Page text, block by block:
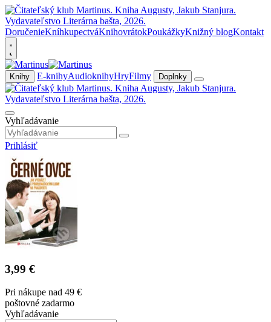
DoručenieKníhkupectváKnihovrátokPoukážkyKnižný blogKontakt
Knihy E-knihyAudioknihyHryFilmy Doplnky
Vyhľadávanie
Prihlásiť
3,99 €
Pri nákupe nad 49 €
poštovné zadarmo
Vyhľadávanie